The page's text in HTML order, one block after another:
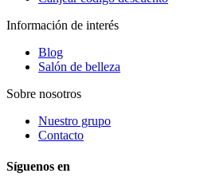
Información de interés
Blog
Salón de belleza
Sobre nosotros
Nuestro grupo
Contacto
Síguenos en